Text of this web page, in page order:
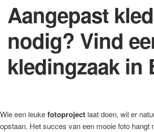
Aangepast
nodig? Vind
kledingzaak in
Wie een leukefotoproject laat doen, wil er
opstaan. Het succes van een mooie foto hangt